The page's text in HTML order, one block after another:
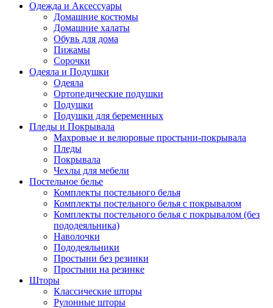
Одежда и Аксессуары
Домашние костюмы
Домашние халаты
Обувь для дома
Пижамы
Сорочки
Одеяла и Подушки
Одеяла
Ортопедические подушки
Подушки
Подушки для беременных
Пледы и Покрывала
Махровые и велюровые простыни-покрывала
Пледы
Покрывала
Чехлы для мебели
Постельное белье
Комплекты постельного белья
Комплекты постельного белья с покрывалом
Комплекты постельного белья с покрывалом (без
пододеяльника)
Наволочки
Пододеяльники
Простыни без резинки
Простыни на резинке
Шторы
Классические шторы
Рулонные шторы